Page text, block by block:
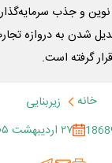
و جذب
شدن به دروازه
گرفته است.
خانه
زیربنایی
۲۷ اردیبهشت ۱۴۰۵